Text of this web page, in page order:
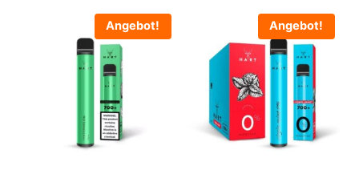
Angebot! Angebot!